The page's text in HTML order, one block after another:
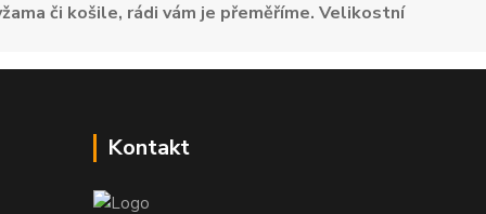
či košile, rádi vám je přeměříme. Velikostní
Kontakt